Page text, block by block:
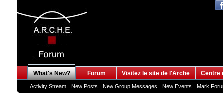
What's New?
Activity Stream New Posts New Group Messages New Events Mark
Forum Visitez le site de l'Arche Centre